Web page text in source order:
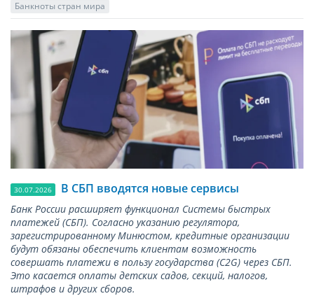
Банкноты стран мира
30.07.2026 В СБП вводятся новые сервисы
Банк России расширяет функционал Системы быстрых
платежей (СБП). Согласно указанию регулятора,
зарегистрированному Минюстом, кредитные организации
будут обязаны обеспечить клиентам возможность
совершать платежи в пользу государства (С2G) через СБП.
Это касается оплаты детских садов, секций, налогов,
штрафов и других сборов.